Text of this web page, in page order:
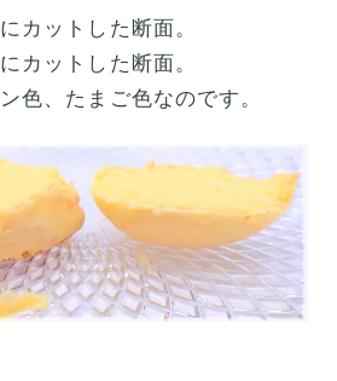
カットした断面。
カットした断面。
色、たまご色なのです。